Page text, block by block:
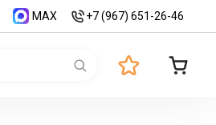
MAX +7 (967) 651-26-46